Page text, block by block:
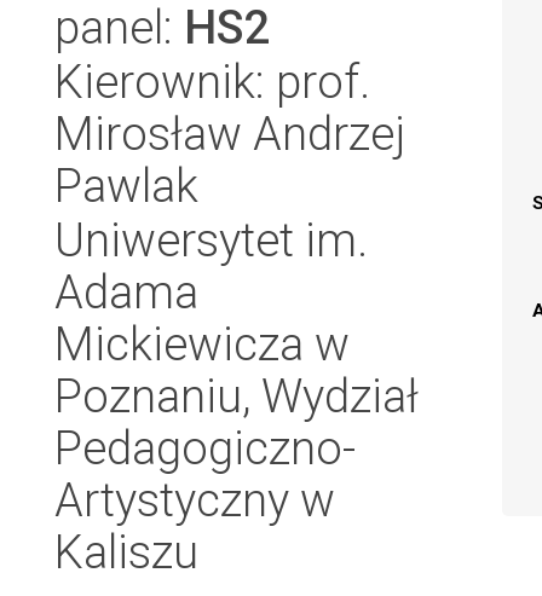
panel: HS2
Kierownik: prof.
Mirosław Andrzej
Pawlak
Uniwersytet im.
Adama
Mickiewicza w
Poznaniu, Wydział
Pedagogiczno-
Artystyczny w
Kaliszu